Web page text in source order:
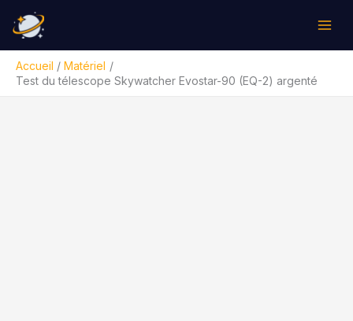
contenu
Accueil
Matériel
Test du télescope Skywatcher Evostar-90 (EQ-2) argenté
Rechercher